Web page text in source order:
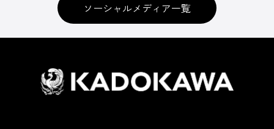
ソーシャルメディア一覧